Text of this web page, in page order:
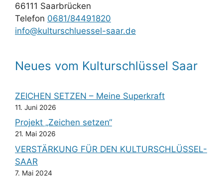
66111 Saarbrücken
Telefon 0681/84491820
info@kulturschluessel-saar.de
Neues vom Kulturschlüssel Saar
ZEICHEN SETZEN – Meine Superkraft
11. Juni 2026
Projekt „Zeichen setzen“
21. Mai 2026
VERSTÄRKUNG FÜR DEN KULTURSCHLÜSSEL-
SAAR
7. Mai 2024